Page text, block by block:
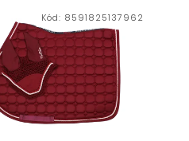
Kód: 8591825137962